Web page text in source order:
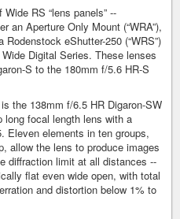
RS “lens panels” --
an Aperture Only Mount (“WRA”),
eShutter-250 (“WRS”)
Digital Series. These lenses
S to the 180mm f/5.6 HR-S
the 138mm f/6.5 HR Digaron-SW
long focal length lens with a
Eleven elements in ten groups,
allow the lens to produce images
diffraction limit at all distances --
flat even wide open, with total
and distortion below 1% to